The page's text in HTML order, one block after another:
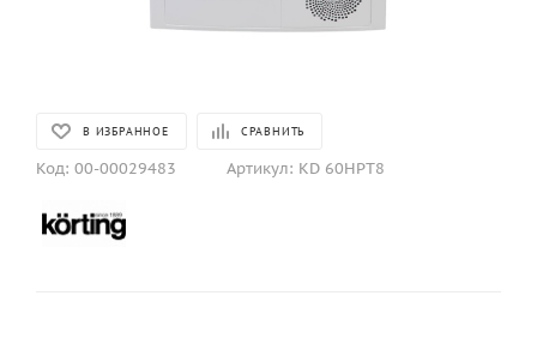
В ИЗБРАННОЕ СРАВНИТЬ
Код: 00-00029483 Артикул: KD 60HPT8